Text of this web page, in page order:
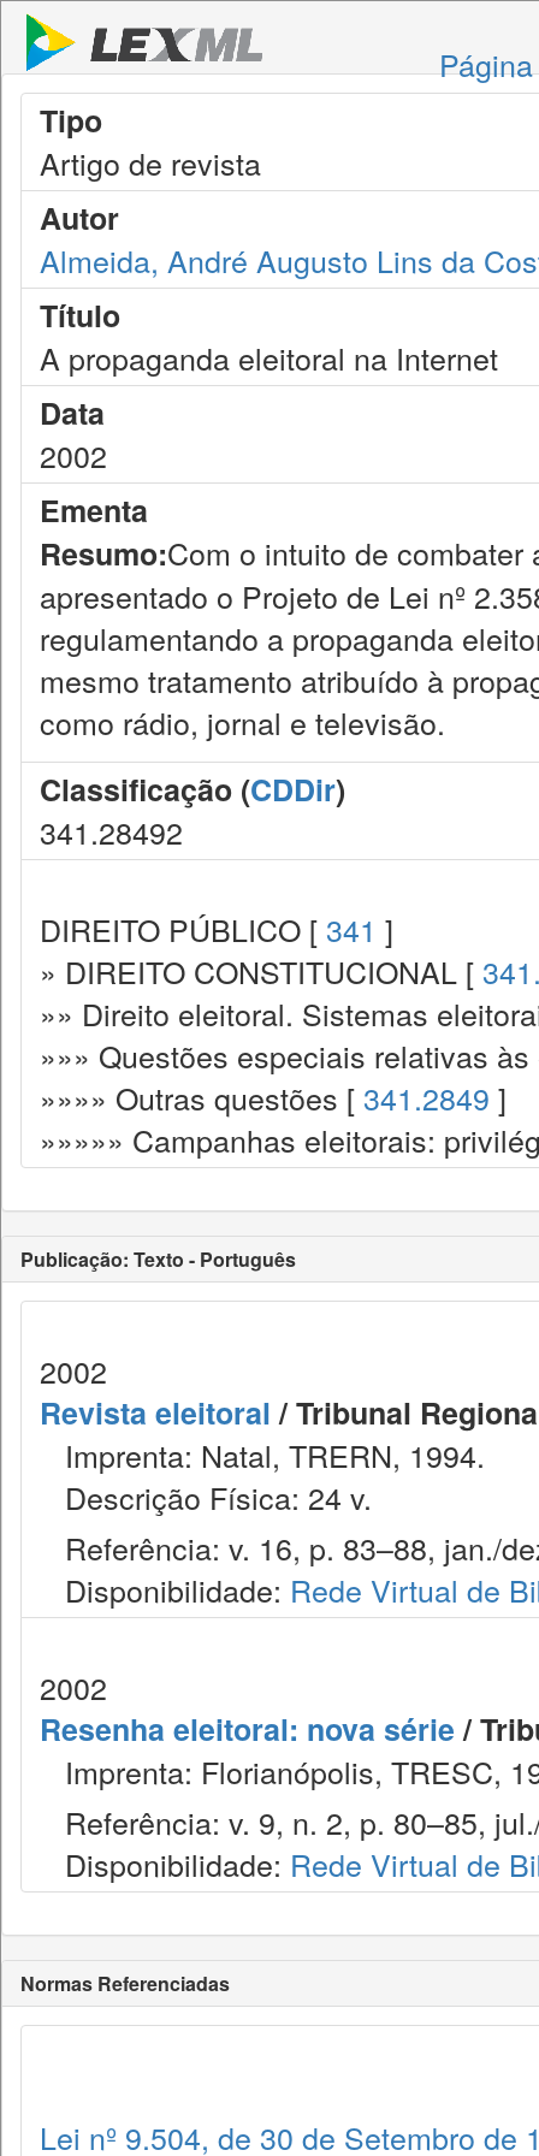
Tipo
Artigo de revista
Autor
Almeida, André Augusto Lins da
Título
A propaganda eleitoral na Internet
Data
2002
Ementa
Resumo:Com o intuito de
apresentado o Projeto de Lei nº
regulamentando a propaganda
mesmo tratamento atribuído à
como rádio, jornal e televisão.
Classificação (CDDir)
341.28492
DIREITO PÚBLICO [ 341 ]
» DIREITO CONSTITUCIONAL [
»» Direito eleitoral. Sistemas
»»» Questões especiais relativas
»»»» Outras questões [ 341.2849 ]
»»»»» Campanhas eleitorais:
Publicação: Texto - Português
2002
Revista eleitoral/ Tribunal
Imprenta: Natal, TRERN, 1994.
Descrição Física: 24 v.
Referência: v. 16, p. 83–88, jan./
Disponibilidade: Rede Virtual de
2002
Resenha eleitoral: nova série/
Imprenta: Florianópolis, TRESC,
Referência: v. 9, n. 2, p. 80–85,
Disponibilidade: Rede Virtual de
Normas Referenciadas
Lei nº 9.504, de 30 de Setembro de